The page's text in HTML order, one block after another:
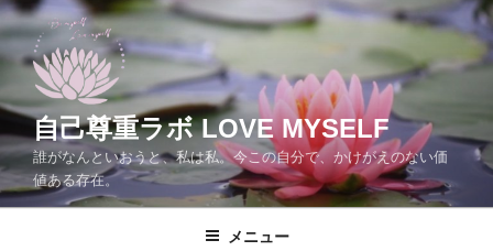
コ
ン
ツ
へ
ス
キ
自己尊重ラボ LOVE MYSELF
誰がなんといおうと、私は私。今この自分で、かけがえのない価
値ある存在。
メニュー